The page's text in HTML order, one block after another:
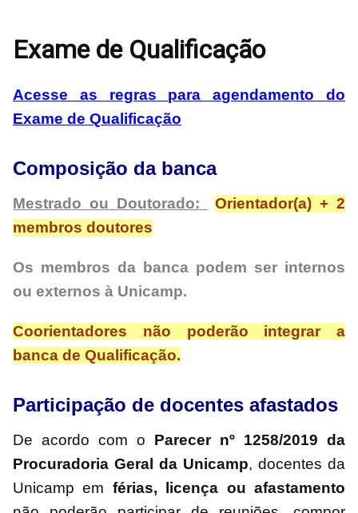
Exame de Qualificação
Acesse as regras para agendamento do
Exame de Qualificação
Composição da banca
Mestrado ou Doutorado:
Orientador(a) + 2
membros doutores
Os membros da banca podem ser internos
ou externos à Unicamp.
Coorientadores não poderão integrar a
banca de Qualificação.
Participação de docentes afastados
De acordo com o Parecer nº 1258/2019 da
Procuradoria Geral da Unicamp, docentes da
Unicamp em férias, licença ou afastamento